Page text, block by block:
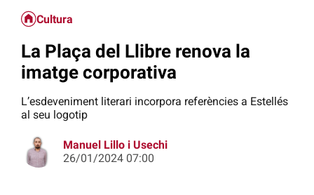
Cultura
La Plaça del Llibre renova la
imatge corporativa
L’esdeveniment literari incorpora referències a Estellés
al seu logotip
Manuel Lillo i Usechi
26/01/2024 07:00